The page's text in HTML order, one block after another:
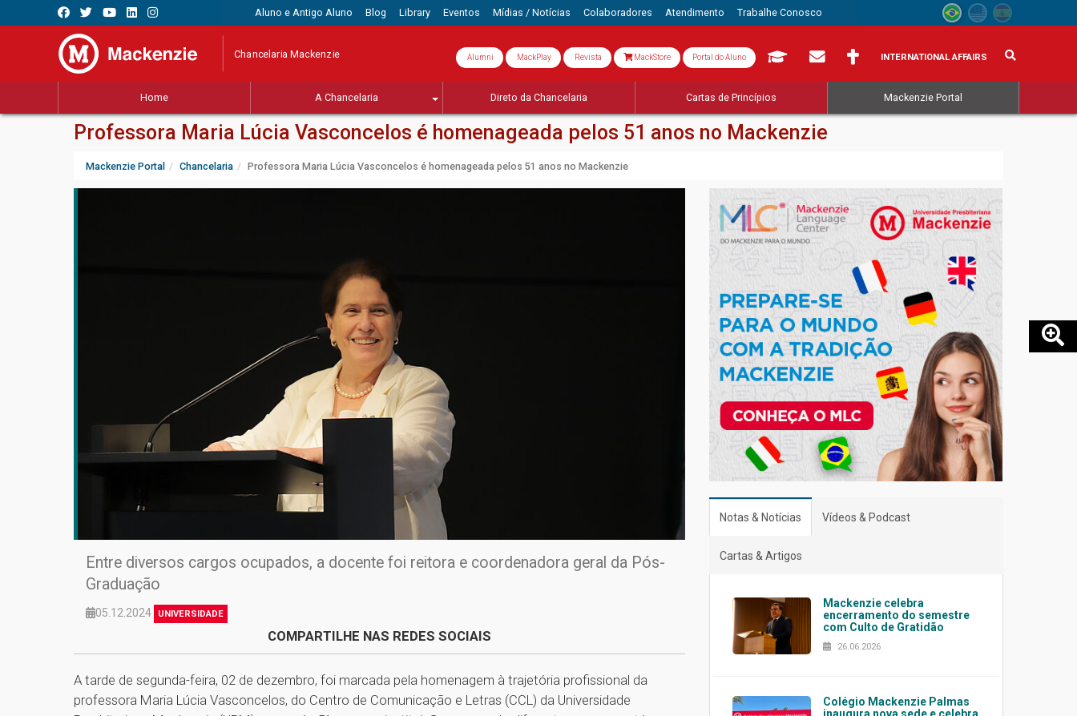
Aluno e Antigo Aluno Blog Library Eventos Mídias / Notícias Colaboradores Atendimento Trabalhe Conosco
Chancelaria Mackenzie Alumni MackPlay Revista MackStore Portal do Aluno INTERNATIONAL AFFAIRS
Home A Chancelaria Direto da Chancelaria Cartas de Princípios Mackenzie Portal
Professora Maria Lúcia Vasconcelos é homenageada pelos 51 anos no Mackenzie
Mackenzie Portal Chancelaria Professora Maria Lúcia Vasconcelos é homenageada pelos 51 anos no Mackenzie
Entre diversos cargos ocupados, a docente foi reitora e coordenadora geral da Pós-
Graduação
05.12.2024 UNIVERSIDADE
COMPARTILHE NAS REDES SOCIAIS
A tarde de segunda-feira, 02 de dezembro, foi marcada pela homenagem à trajetória profissional da
professora Maria Lúcia Vasconcelos, do Centro de Comunicação e Letras (CCL) da Universidade
Notas & Notícias Vídeos & Podcast
Cartas & Artigos
Mackenzie celebra
encerramento do semestre
com Culto de Gratidão
26.06.2026
Colégio Mackenzie Palmas